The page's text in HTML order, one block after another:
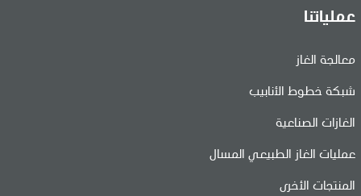
عملياتنا
معالجة الغاز
شبكة خطوط الأنابيب
الغازات الصناعية
عمليات الغاز الطبيعي المسال
المنتجات الأخرى